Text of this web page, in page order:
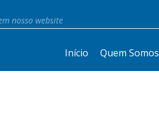
Início Quem Somos